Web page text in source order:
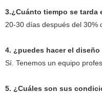
3.¿Cuánto tiempo se
20-30 días después del 30%
4. ¿puedes hacer el
Sí. Tenemos un equipo
5. ¿Cuáles son sus